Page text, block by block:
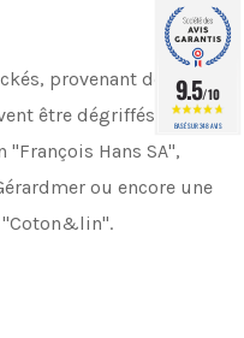
provenant de la
être dégriffés ou
Hans SA",
ou encore une
"Coton&lin".
9.5/10
BASÉ SUR 348 AVIS